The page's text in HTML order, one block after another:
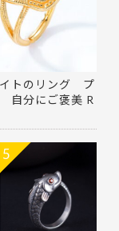
トのリング プ
自分にご褒美 R
5